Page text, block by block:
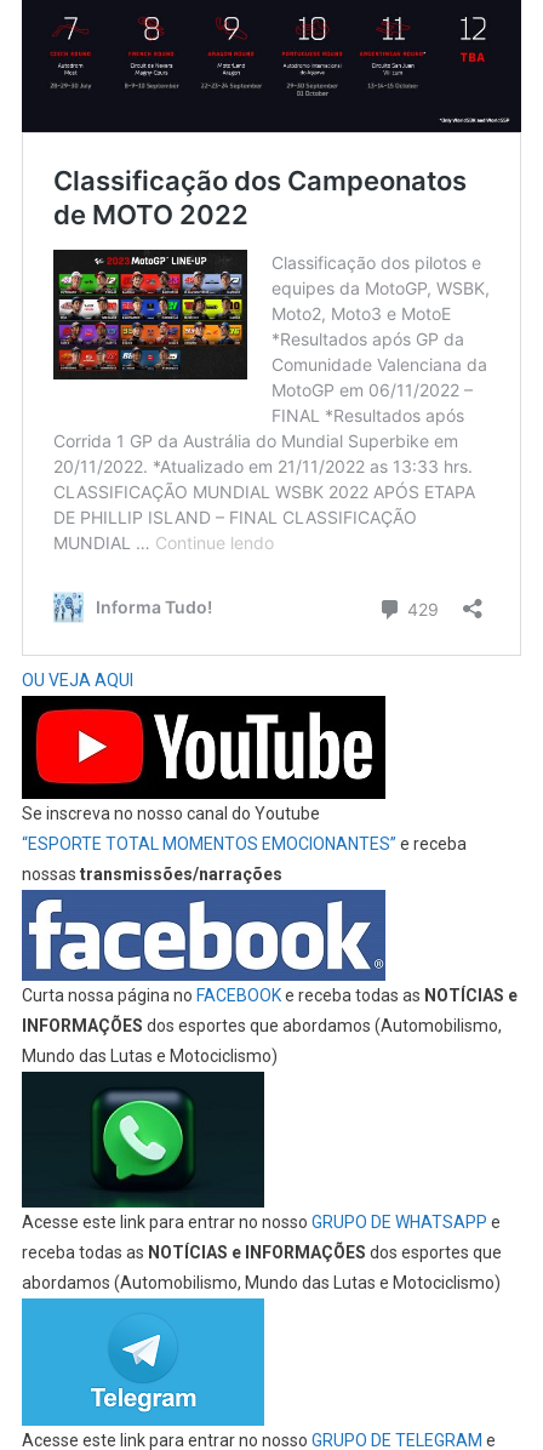
OU VEJA AQUI
Se inscreva no nosso canal do Youtube
“ESPORTE TOTAL MOMENTOS EMOCIONANTES” e receba
nossas transmissões/narrações
Curta nossa página no FACEBOOKe receba todas as NOTÍCIAS e
INFORMAÇÕES dos esportes que abordamos (Automobilismo,
Mundo das Lutas e Motociclismo)
Acesse este link para entrar no nosso GRUPO DE WHATSAPP e
receba todas as NOTÍCIAS e INFORMAÇÕES dos esportes que
abordamos (Automobilismo, Mundo das Lutas e Motociclismo)
Acesse este link para entrar no nosso GRUPO DE TELEGRAM e